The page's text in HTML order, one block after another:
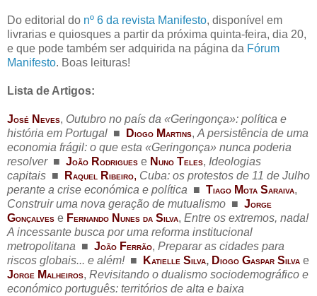
Do editorial do nº 6 da revista Manifesto, disponível em
livrarias e quiosques a partir da próxima quinta-feira, dia 20,
e que pode também ser adquirida na página da Fórum
Manifesto. Boas leituras!
Lista de Artigos:
JOSÉ N EVES, Outubro no país da «Geringonça»: política e
história em Portugal ■ DIOGO MARTINS, A persistência de uma
economia frágil: o que esta «Geringonça» nunca poderia
resolver.. ■ JOÃO RODRIGUES e N UNO TELES, Ideologias
capitais ■ RAQUEL RIBEIRO, Cuba: os protestos de 11 de Julho
perante a crise económica e política ■ TIAGO MOTA SARAIVA,
Construir uma nova geração de mutualismo ■ JORGE
GONÇALVES e FERNANDO N UNES DA SILVA, Entre os extremos, nada!
A incessante busca por uma reforma institucional
metropolitana ■ JOÃO FERRÃO, Preparar as cidades para
riscos globais... e além!.. ■ KATIELLE SILVA, DIOGO GASPAR SILVA e
JORGE MALHEIROS, Revisitando o dualismo sociodemográfico e
económico português: territórios de alta e baixa